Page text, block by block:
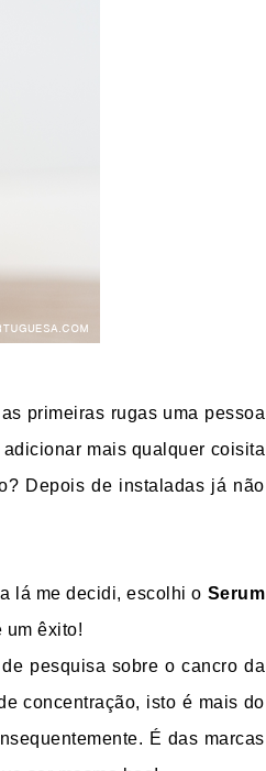
primeiras rugas uma pessoa
mais qualquer coisita
Depois de instaladas já não
lá me decidi, escolhi o Serum
um êxito!
pesquisa sobre o cancro da
concentração, isto é mais do
É das marcas